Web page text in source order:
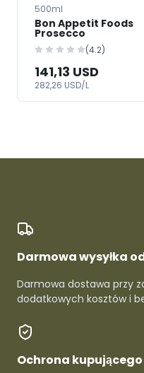
500ml
Bon Appetit Foods
Prosecco
(4.2)
141,13 USD
282,26 USD/L
Darmowa wysyłka
Darmowa dostawa przy
dodatkowych kosztów i
Ochrona kupującego